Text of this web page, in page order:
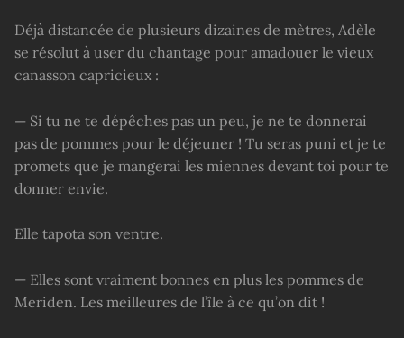
Déjà distancée de plusieurs dizaines de mètres, Adèle
se résolut à user du chantage pour amadouer le vieux
canasson capricieux :
— Si tu ne te dépêches pas un peu, je ne te donnerai
pas de pommes pour le déjeuner ! Tu seras puni et je te
promets que je mangerai les miennes devant toi pour te
donner envie.
Elle tapota son ventre.
— Elles sont vraiment bonnes en plus les pommes de
Meriden. Les meilleures de l’île à ce qu’on dit !